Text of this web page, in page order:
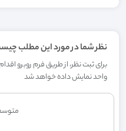
نظر شما در مورد این مطلب
برای ثبت نظر، از طریق فرم روبرو
واحد نمایش داده خواهد شد